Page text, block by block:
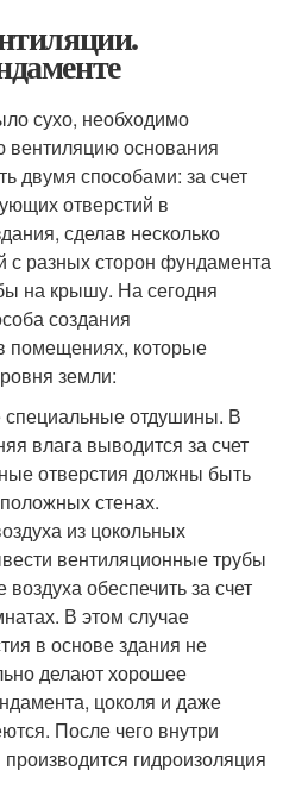
сухо, необходимо
вентиляцию основания
двумя способами: за счет
отверстий в
сделав несколько
с разных сторон фундамента
на крышу. На сегодня
создания
помещениях, которые
земли:
отдушины. В
влага выводится за счет
отверстия должны быть
стенах.
из цокольных
вентиляционные трубы
обеспечить за счет
В этом случае
в основе здания не
делают хорошее
цоколя и даже
После чего внутри
гидроизоляция